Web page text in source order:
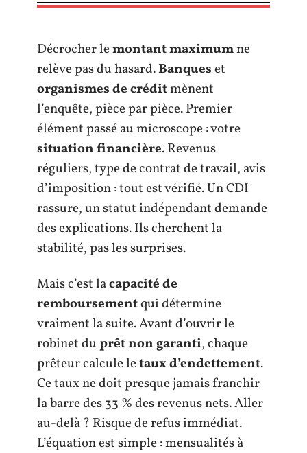
Décrocher lemontant maximumne
relève pas du hasard.Banqueset
organismes de créditmènent
l’enquête, pièce par pièce. Premier
élément passé au microscope : votre
situation financière. Revenus
réguliers, type de contrat de travail, avis
d’imposition : tout est vérifié. Un CDI
rassure, un statut indépendant demande
des explications. Ils cherchent la
stabilité, pas les surprises.
Mais c’est lacapacité de
remboursementqui détermine
vraiment la suite. Avant d’ouvrir le
robinet duprêt non garanti, chaque
prêteur calcule letaux d’endettement.
Ce taux ne doit presque jamais franchir
la barre des 33 % des revenus nets. Aller
au-delà ? Risque de refus immédiat.
L’équation est simple : mensualités à